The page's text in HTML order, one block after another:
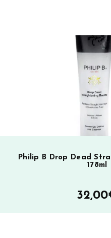
Philip B Drop Dead
178ml
32,00